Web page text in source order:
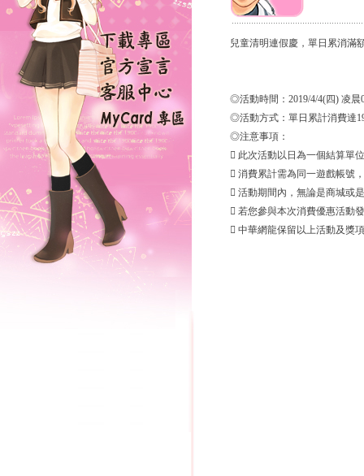
兒童清明連假慶，單日累消滿
◎活動時間：2019/4/4(四) 凌晨
◎活動方式：單日累計消費達
◎注意事項：
 此次活動以日為一個結算單
 消費累計需為同一遊戲帳號
 活動期間內，無論是商城或
 若您參與本次消費優惠活動
 中華網龍保留以上活動及獎